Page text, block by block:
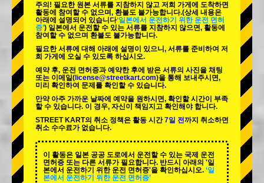
오키나와
주의! 필요한 원본 서류를 지참하지 않고 저희 가게에 도착하면
활동에 참여할 수 없으며, 환불도 불가능합니다.(상세 내용은
아래에 설명되어 있습니다‘일본에서 운전하기 위한 운전 면허
증’) 일본에서 운전할 수 있는 서류를 지참하지 않으면, 활동에
참여할 수 없으며 환불도 불가능합니다.
필요한 서류에 대해 아래에 설명이 있으니, 서류를 준비하여 저
희 가게에 오실 수 있도록 하십시오.
예약 후, 운전 면허증과 예약한 후에 받은 서류의 사진을 채팅
또는 이메일( license@streetkart.com)을 통해 보내주시면,
미리 확인하여 문제를 확인할 수 있습니다.
만약 아주 가까운 날짜에 예약을 원하시면, 확인할 시간이 부족
할 수 있습니다. 이 경우, 자신이 책임지고 확인해야 합니다.
STREET KART의 취소 정책은 활동 시간7일 전까지 취소하면
취소 수수료가 없습니다.
이 활동은 일본 공공 도로에서 운전할 수 있는 국제 운전
면허증 또는 다른 서류가 필요합니다. 반드시 아래의 '일
본에서 운전하기 위한 운전 면허증'을 확인하십시오. ‘일
본에서 운전하기 위한 운전 면허증’